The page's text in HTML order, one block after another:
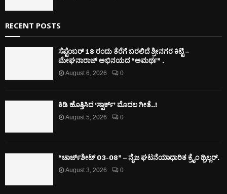
RECENT POSTS
ಸೆಪ್ಟೆಂಬರ್ 18 ರಂದು ತೆರೆಗೆ ಬರಲಿದೆ ಶ್ರೀನಗರ ಕಿಟ್ಟಿ –
ಮೇಘನಾರಾಜ್ ಅಭಿನಯದ “ಅಮರ್ಥ” .
August 6, 2026 0
ಕಿಡಿ‌‌ ಹೊತ್ತಿಸಿದ ‘ಸ್ಪಾರ್ಕ್’ ಮೊದಲ‌ ಗೀತೆ..!
August 5, 2026 0
“ಚಾರ್ಜ್‌ಶೀಟ್ 03-08” – ನೈಜ ಘಟನೆಯಾಧಾರಿತ ಕ್ರೈಂ ಥ್ರಿಲ್ಲರ್.
August 3, 2026 0